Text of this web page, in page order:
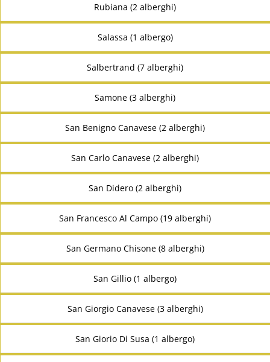
Rubiana (2 alberghi)
Salassa (1 albergo)
Salbertrand (7 alberghi)
Samone (3 alberghi)
San Benigno Canavese (2 alberghi)
San Carlo Canavese (2 alberghi)
San Didero (2 alberghi)
San Francesco Al Campo (19 alberghi)
San Germano Chisone (8 alberghi)
San Gillio (1 albergo)
San Giorgio Canavese (3 alberghi)
San Giorio Di Susa (1 albergo)